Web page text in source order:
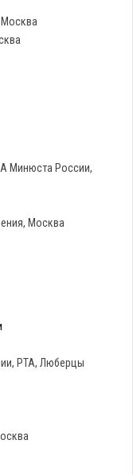
Минюста России,
Москва
РТА, Люберцы